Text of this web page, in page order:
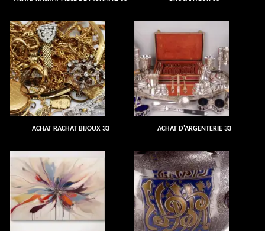
ACHAT RACHAT BIJOUX 33 ACHAT D'ARGENTERIE 33